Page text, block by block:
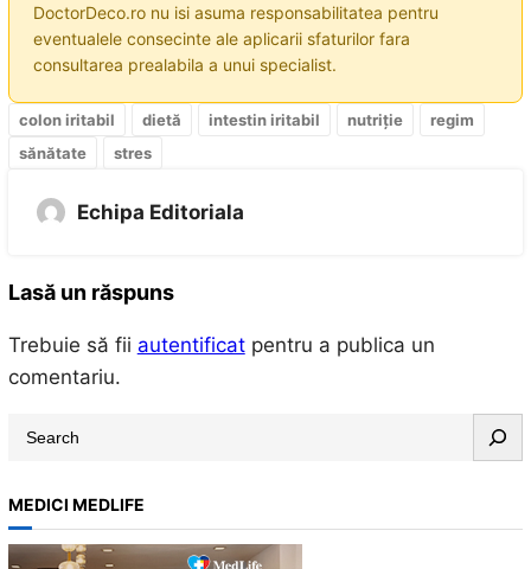
DoctorDeco.ro nu isi asuma responsabilitatea pentru
eventualele consecinte ale aplicarii sfaturilor fara
consultarea prealabila a unui specialist.
colon iritabil dietă intestin iritabil nutriție
regim
sănătate
stres
Echipa Editoriala
Lasă un răspuns
Trebuie să fii autentificatpentru a publica un
comentariu.
r
c
MEDICI MEDLIFE